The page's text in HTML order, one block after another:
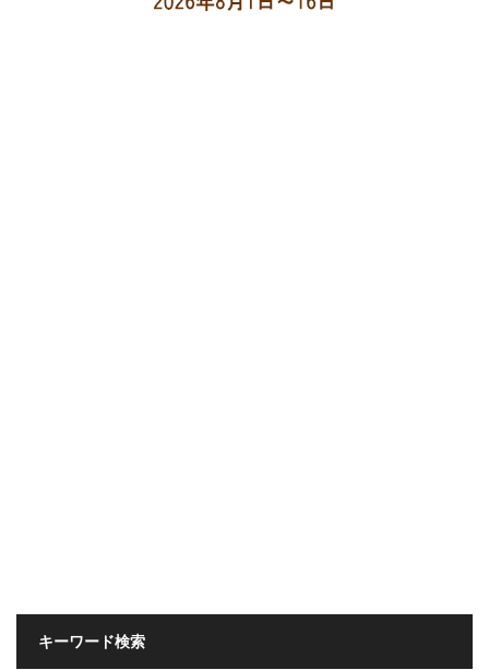
キーワード検索